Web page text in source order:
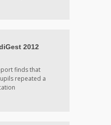
2012
finds that
repeated a